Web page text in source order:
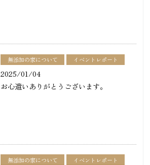
無添加の家について イベントレポート
2025/01/04
お心遣いありがとうございます。
無添加の家について イベントレポート